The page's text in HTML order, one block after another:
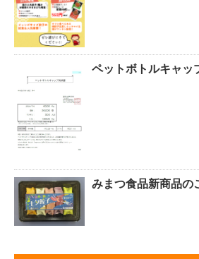
ペットボトルキャッ
みまつ食品新商品の